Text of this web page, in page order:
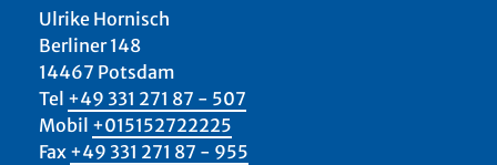
Ulrike Hornisch
Berliner 148
14467 Potsdam
Tel +49 331 271 87 - 507
Mobil +015152722225
Fax +49 331 271 87 - 955